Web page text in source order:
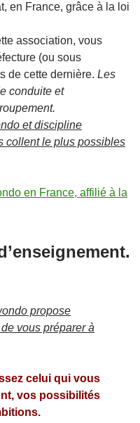
en France, grâce à la loi
association, vous
(ou sous
de cette dernière. Les
conduite et
et discipline
collent le plus possibles
en France, affilié à la
propose
vous préparer à
celui qui vous
vos possibilités